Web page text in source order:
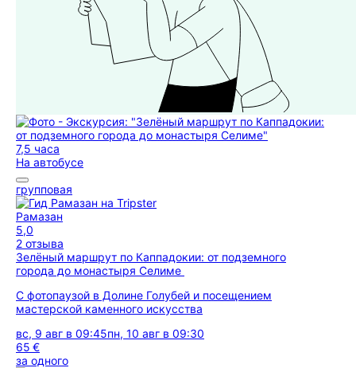
7,5 часа
На автобусе
групповая
Рамазан
5,0
2 отзыва
Зелёный маршрут по Каппадокии: от подземного
города до монастыря Селиме
С фотопаузой в Долине Голубей и посещением
мастерской каменного искусства
вс, 9 авг в 09:45пн, 10 авг в 09:30
65 €
за одного